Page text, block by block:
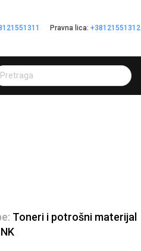
Pravna lica: +38121551312
Toneri i potrošni materijal